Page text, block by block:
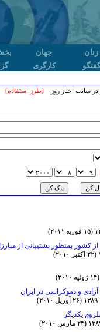
زنان جهان
گفتگو کارگری
سایت اخبار روز(طرز استفاده)
کشور بمنظور پشتیبانی از
و دموکراسی در ایران
یکدیگر